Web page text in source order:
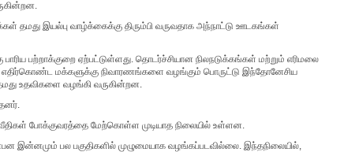
தமது இயல்பு வாழ்க்கைக்கு திரும்பி வருவதாக அந்நாட்டு ஊடகங்கள்
பாரிய பற்றாக்குறை ஏற்பட்டுள்ளது. தொடர்ச்சியான நிலநடுக்கங்கள் மற்றும் எரிமலை
எதிர்கொண்ட மக்களுக்கு நிவாரணங்களை வழங்கும் பொருட்டு இந்தோனேசிய
உதவிகளை வழங்கி வருகின்றன.
போக்குவரத்தை மேற்கொள்ள முடியாத நிலையில் உள்ளன.
இன்னமும் பல பகுதிகளில் முழுமையாக வழங்கப்படவில்லை. இந்தநிலையில்,